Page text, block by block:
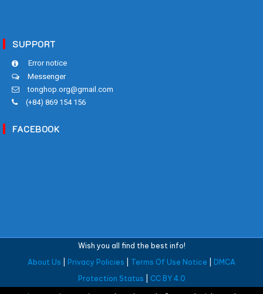
SUPPORT
Error notice
Messenger
tonghop.org@gmail.com
(+84) 869 154 156
FACEBOOK
Wish you all find the best info!
About Us
Privacy Policies Terms Of Use Notice
DMCA
Protection Status
CC BY 4.0